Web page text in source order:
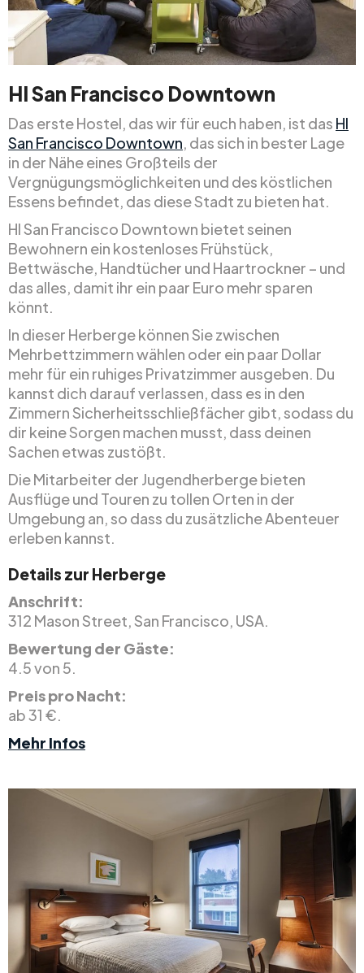
HI San Francisco Downtown
Das erste Hostel, das wir für euch haben, ist das HI
San Francisco Downtown, das sich in bester Lage
in der Nähe eines Großteils der
Vergnügungsmöglichkeiten und des köstlichen
Essens befindet, das diese Stadt zu bieten hat.
HI San Francisco Downtown bietet seinen
Bewohnern ein kostenloses Frühstück,
Bettwäsche, Handtücher und Haartrockner – und
das alles, damit ihr ein paar Euro mehr sparen
könnt.
In dieser Herberge können Sie zwischen
Mehrbettzimmern wählen oder ein paar Dollar
mehr für ein ruhiges Privatzimmer ausgeben. Du
kannst dich darauf verlassen, dass es in den
Zimmern Sicherheitsschließfächer gibt, sodass du
dir keine Sorgen machen musst, dass deinen
Sachen etwas zustößt.
Die Mitarbeiter der Jugendherberge bieten
Ausflüge und Touren zu tollen Orten in der
Umgebung an, so dass du zusätzliche Abenteuer
erleben kannst.
Details zur Herberge
Anschrift:
312 Mason Street, San Francisco, USA.
Bewertung der Gäste:
4.5 von 5.
Preis pro Nacht:
ab 31 €.
Mehr Infos